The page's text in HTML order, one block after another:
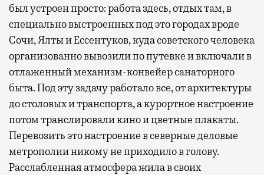
был устроен просто: работа здесь, отдых там, в
специально выстроенных под это городах вроде
Сочи, Ялты и Ессентуков, куда советского человека
организованно вывозили по путевке и включали в
отлаженный механизм-конвейер санаторного
быта. Под эту задачу работало все, от архитектуры
до столовых и транспорта, а курортное настроение
потом транслировали кино и цветные плакаты.
Перевозить это настроение в северные деловые
метрополии никому не приходило в голову.
Расслабленная атмосфера жила в своих